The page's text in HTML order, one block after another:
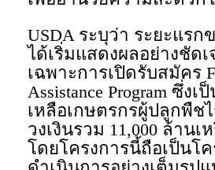
USDA ระบุว่า ระยะแรก
ได้เริ่มแสดงผลอย่างชัด
เฉพาะการเปิดรับสมัคร
Assistance Program ซึ่ง
เหลือเกษตรกรผู้ปลูกพืช
วงเงินรวม 11,000 ล้าน
โดยโครงการนี้ถือเป็นโ